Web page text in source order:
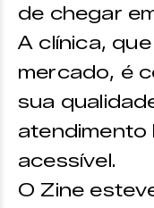
de chegar
A clínica,
mercado, é
sua
atendimento
acessível.
O Zine